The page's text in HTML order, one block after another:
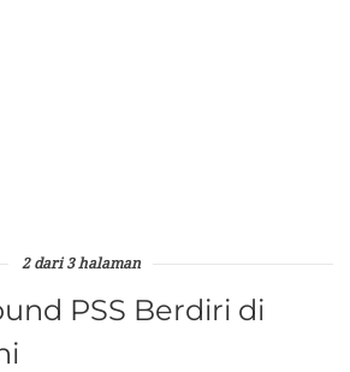
2 dari 3 halaman
PSS Berdiri di